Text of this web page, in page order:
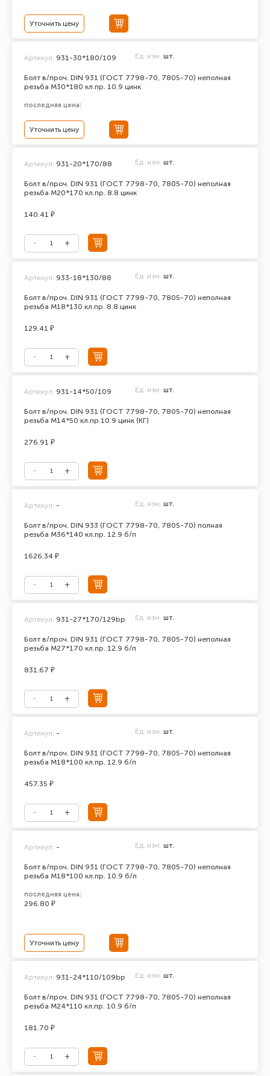
Уточнить цену
Болт в/проч. DIN 931 (ГОСТ 7798-70, 7805-70) неполная
резьба М30*180 кл.пр. 10.9 цинк
Артикул: 931-30*180/109 Ед. изм. шт.
последняя цена:
Уточнить цену
Болт в/проч. DIN 931 (ГОСТ 7798-70, 7805-70) неполная
резьба М20*170 кл.пр. 8.8 цинк
Артикул: 931-20*170/88 Ед. изм. шт.
140.41 ₽
Болт в/проч. DIN 931 (ГОСТ 7798-70, 7805-70) неполная
резьба М18*130 кл.пр. 8.8 цинк
Артикул: 933-18*130/88 Ед. изм. шт.
129.41 ₽
Болт в/проч. DIN 931 (ГОСТ 7798-70, 7805-70) неполная
резьба М14*50 кл.пр.10.9 цинк (КГ)
Артикул: 931-14*50/109 Ед. изм. шт.
276.91 ₽
Болт в/проч. DIN 933 (ГОСТ 7798-70, 7805-70) полная
резьба М36*140 кл.пр. 12.9 б/п
Артикул: - Ед. изм. шт.
1626.34 ₽
Болт в/проч. DIN 931 (ГОСТ 7798-70, 7805-70) неполная
резьба М27*170 кл.пр. 12.9 б/п
Артикул: 931-27*170/129bp Ед. изм. шт.
831.67 ₽
Болт в/проч. DIN 931 (ГОСТ 7798-70, 7805-70) неполная
резьба М18*100 кл.пр. 12.9 б/п
Артикул: - Ед. изм. шт.
457.35 ₽
Болт в/проч. DIN 931 (ГОСТ 7798-70, 7805-70) неполная
резьба М18*100 кл.пр. 10.9 б/п
Артикул: - Ед. изм. шт.
последняя цена:
296.80 ₽
Уточнить цену
Болт в/проч. DIN 931 (ГОСТ 7798-70, 7805-70) неполная
резьба М24*110 кл.пр. 10.9 б/п
Артикул: 931-24*110/109bp Ед. изм. шт.
181.70 ₽